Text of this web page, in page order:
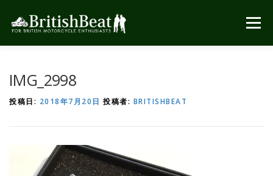
メニュー
IMG_2998
投稿日: 2018年7月20日 投稿者: BRITISHBEAT